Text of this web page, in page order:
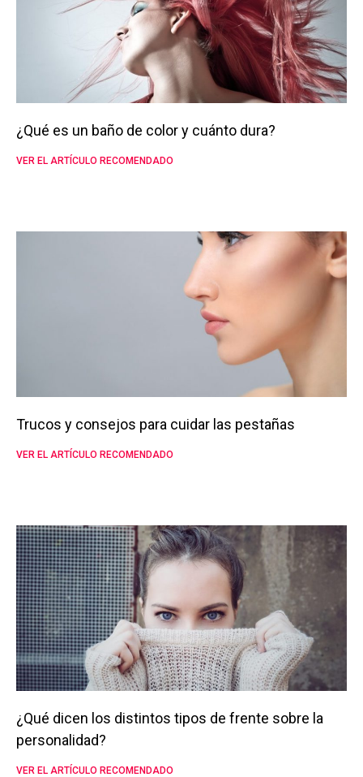
¿Qué es un baño de color y cuánto dura?
VER EL ARTÍCULO RECOMENDADO
Trucos y consejos para cuidar las pestañas
VER EL ARTÍCULO RECOMENDADO
¿Qué dicen los distintos tipos de frente sobre la
personalidad?
VER EL ARTÍCULO RECOMENDADO